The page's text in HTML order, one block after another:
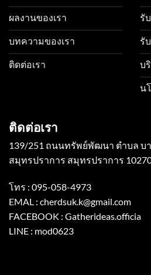
ผลงานของเรา
บทความของเรา
ติดต่อเรา
รั
รั
บ
น
ติดต่อเรา
139/251 ถนนทรัพย์พัฒนา ตำบล บา
สมุทรปราการ สมุทรปราการ
โทร : 095-058-4973
EMAL : cherdsuk.k@gmail.com
FACEBOOK : Gatherideas.officia
LINE : mod0623